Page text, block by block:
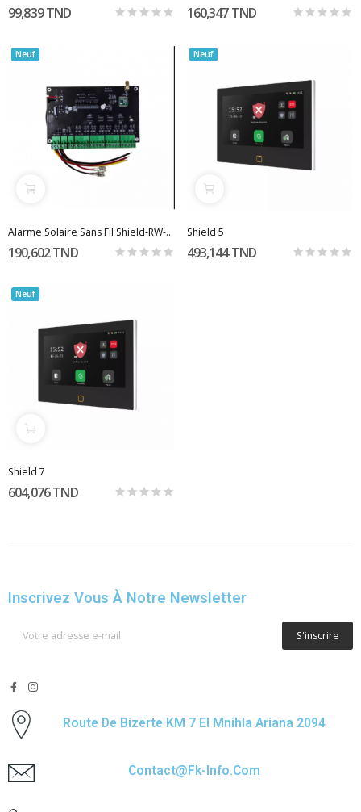
99,839 TND 160,347 TND
Neuf
Alarme Solaire Sans Fil Shield-RW-16-V2
190,602 TND
Neuf
Shield 5
493,144 TND
Neuf
Shield 7
604,076 TND
Inscrivez Vous À Notre Newsletter
S'inscrire
Route De Bizerte KM 7 El Mnihla Ariana 2094
Contact@fk-Info.com